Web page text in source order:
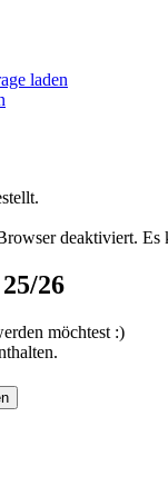
laden
deaktiviert.
26
möchtest :)